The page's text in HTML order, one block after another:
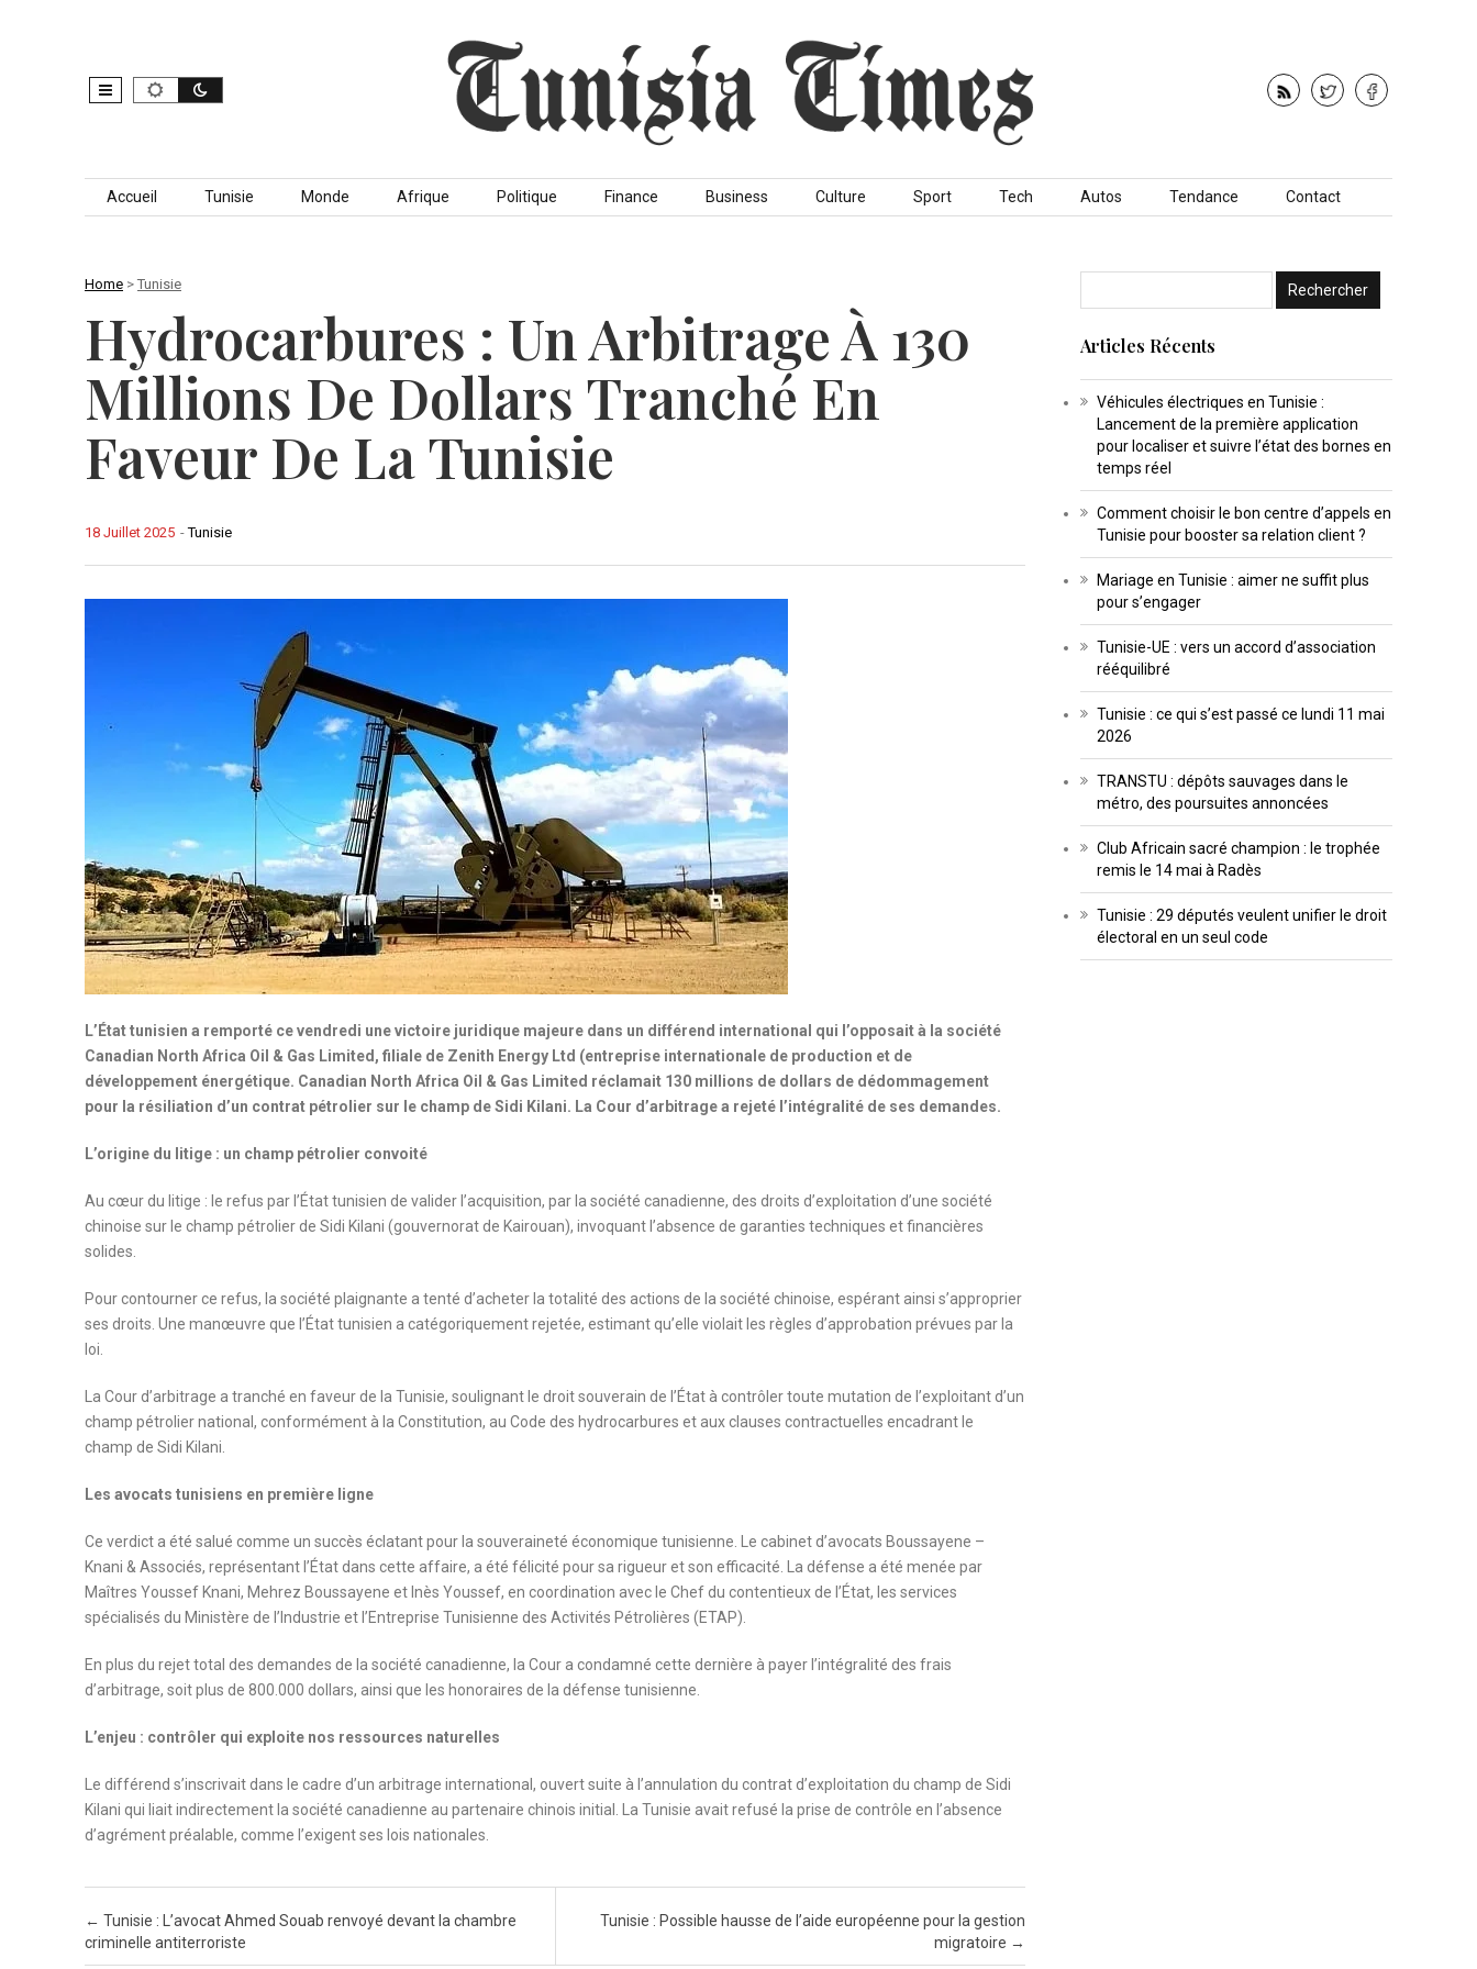
Skip to content
Accueil Tunisie Monde Afrique Politique Finance Business Culture Sport Tech Autos Tendance Contact
Home > Tunisie
Hydrocarbures : Un Arbitrage À 130
Millions De Dollars Tranché En
Faveur De La Tunisie
-Tunisie
18 Juillet 2025
L’État tunisien a remporté ce vendredi une victoire juridique majeure dans un différend international qui l’opposait à la société
Canadian North Africa Oil & Gas Limited, filiale de Zenith Energy Ltd (entreprise internationale de production et de
développement énergétique. Canadian North Africa Oil & Gas Limited réclamait 130 millions de dollars de dédommagement
pour la résiliation d’un contrat pétrolier sur le champ de Sidi Kilani. La Cour d’arbitrage a rejeté l’intégralité de ses demandes.
L’origine du litige : un champ pétrolier convoité
Au cœur du litige : le refus par l’État tunisien de valider l’acquisition, par la société canadienne, des droits d’exploitation d’une société
chinoise sur le champ pétrolier de Sidi Kilani (gouvernorat de Kairouan), invoquant l’absence de garanties techniques et financières
solides.
Pour contourner ce refus, la société plaignante a tenté d’acheter la totalité des actions de la société chinoise, espérant ainsi s’approprier
ses droits. Une manœuvre que l’État tunisien a catégoriquement rejetée, estimant qu’elle violait les règles d’approbation prévues par la
loi.
La Cour d’arbitrage a tranché en faveur de la Tunisie, soulignant le droit souverain de l’État à contrôler toute mutation de l’exploitant d’un
champ pétrolier national, conformément à la Constitution, au Code des hydrocarbures et aux clauses contractuelles encadrant le
champ de Sidi Kilani.
Les avocats tunisiens en première ligne
Ce verdict a été salué comme un succès éclatant pour la souveraineté économique tunisienne. Le cabinet d’avocats Boussayene –
Knani & Associés, représentant l’État dans cette affaire, a été félicité pour sa rigueur et son efficacité. La défense a été menée par
Maîtres Youssef Knani, Mehrez Boussayene et Inès Youssef, en coordination avec le Chef du contentieux de l’État, les services
spécialisés du Ministère de l’Industrie et l’Entreprise Tunisienne des Activités Pétrolières (ETAP).
En plus du rejet total des demandes de la société canadienne, la Cour a condamné cette dernière à payer l’intégralité des frais
d’arbitrage, soit plus de 800.000 dollars, ainsi que les honoraires de la défense tunisienne.
L’enjeu : contrôler qui exploite nos ressources naturelles
Le différend s’inscrivait dans le cadre d’un arbitrage international, ouvert suite à l’annulation du contrat d’exploitation du champ de Sidi
Kilani qui liait indirectement la société canadienne au partenaire chinois initial. La Tunisie avait refusé la prise de contrôle en l’absence
d’agrément préalable, comme l’exigent ses lois nationales.
Post navigation
← Tunisie : L’avocat Ahmed Souab renvoyé devant la chambre
criminelle antiterroriste
Tunisie : Possible hausse de l’aide européenne pour la gestion
migratoire →
Articles Récents
Véhicules électriques en Tunisie :
Lancement de la première application
pour localiser et suivre l’état des bornes en
temps réel
Comment choisir le bon centre d’appels en
Tunisie pour booster sa relation client ?
Mariage en Tunisie : aimer ne suffit plus
pour s’engager
Tunisie-UE : vers un accord d’association
rééquilibré
Tunisie : ce qui s’est passé ce lundi 11 mai
2026
TRANSTU : dépôts sauvages dans le
métro, des poursuites annoncées
Club Africain sacré champion : le trophée
remis le 14 mai à Radès
Tunisie : 29 députés veulent unifier le droit
électoral en un seul code